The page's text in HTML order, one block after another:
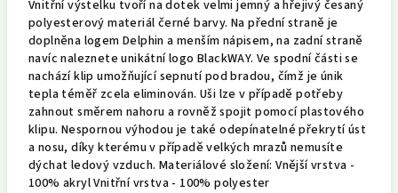
Vnitřní výstelku tvoří na dotek velmi jemný a hřejivý česaný
polyesterový materiál černé barvy. Na přední straně je
doplněna logem Delphin a menším nápisem, na zadní straně
navíc naleznete unikátní logo BlackWAY. Ve spodní části se
nachází klip umožňující sepnutí pod bradou, čímž je únik
tepla téměř zcela eliminován. Uši lze v případě potřeby
zahnout směrem nahoru a rovněž spojit pomocí plastového
klipu. Nespornou výhodou je také odepínatelné překrytí úst
a nosu, díky kterému v případě velkých mrazů nemusíte
dýchat ledový vzduch. Materiálové složení: Vnější vrstva -
100% akryl Vnitřní vrstva - 100% polyester